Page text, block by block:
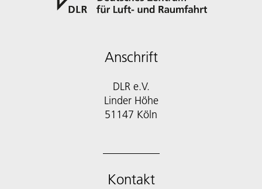
Anschrift
DLR e.V.
Linder Höhe
51147 Köln
Kontakt